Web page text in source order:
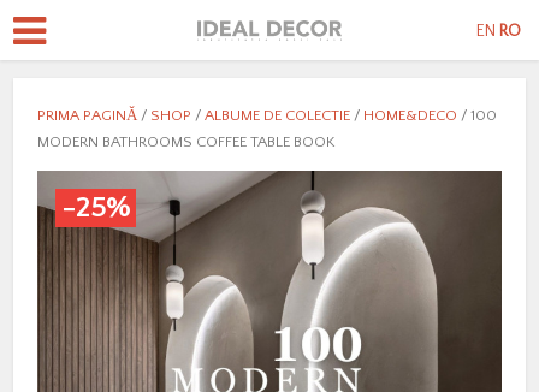
PRIMA PAGINĂ / SHOP /ALBUME DE COLECTIE / HOME&DECO / 100
MODERN BATHROOMS COFFEE TABLE BOOK
-25%
EN RO